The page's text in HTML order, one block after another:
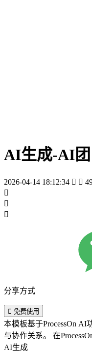
AI生成-AI团
2026-04-14 18:12:34  



分享方式
 免费使用
本模板基于ProcessOn
与协作关系
AI生成